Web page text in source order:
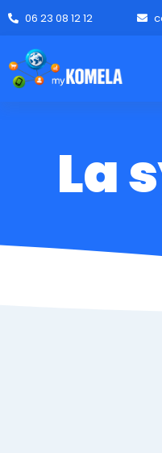
06 23 08 12 12
La